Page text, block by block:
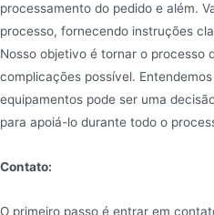
processamento do pedido e além.
processo, fornecendo instruções
Nosso objetivo é tornar o processo
complicações possível.
equipamentos pode ser uma
para apoiá-lo durante todo o
Contato:
O primeiro passo é entrar em